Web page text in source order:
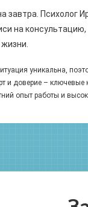
завтра. Психолог
на
уникальна,
и доверие – ключевые
опыт работы и